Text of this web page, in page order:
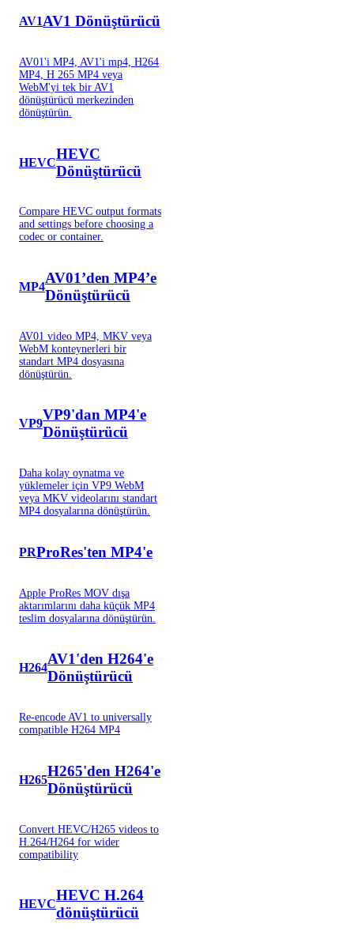
AV1AV1 Dönüştürücü
AV01'i MP4, AV1'i mp4, H264
MP4, H 265 MP4 veya
WebM'yi tek bir AV1
dönüştürücü merkezinden
dönüştürün.
HEVC
HEVC
Dönüştürücü
Compare HEVC output formats
and settings before choosing a
codec or container.
MP4
AV01’den MP4’e
Dönüştürücü
AV01 video MP4, MKV veya
WebM konteynerleri bir
standart MP4 dosyasına
dönüştürün.
VP9
VP9'dan MP4'e
Dönüştürücü
Daha kolay oynatma ve
yüklemeler için VP9 WebM
veya MKV videolarını standart
MP4 dosyalarına dönüştürün.
PRProRes'ten MP4'e
Apple ProRes MOV dışa
aktarımlarını daha küçük MP4
teslim dosyalarına dönüştürün.
H264
AV1'den H264'e
Dönüştürücü
Re-encode AV1 to universally
compatible H264 MP4
H265
H265'den H264'e
Dönüştürücü
Convert HEVC/H265 videos to
H.264/H264 for wider
compatibility
HEVC
HEVC H.264
dönüştürücü